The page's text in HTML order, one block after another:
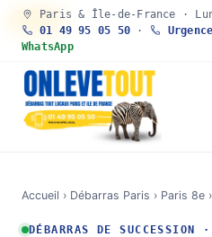
Paris & Île-de-France ·
01 49 95 05 50 ·
WhatsApp
Accueil › Débarras Paris › Paris 8e ›
DÉBARRAS DE
30 SEC